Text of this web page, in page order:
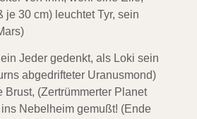
je 30 cm) leuchtet Tyr, sein
Jeder gedenkt, als Loki sein
abgedrifteter Uranusmond)
Brust, (Zertrümmerter Planet
Nebelheim gemußt! (Ende